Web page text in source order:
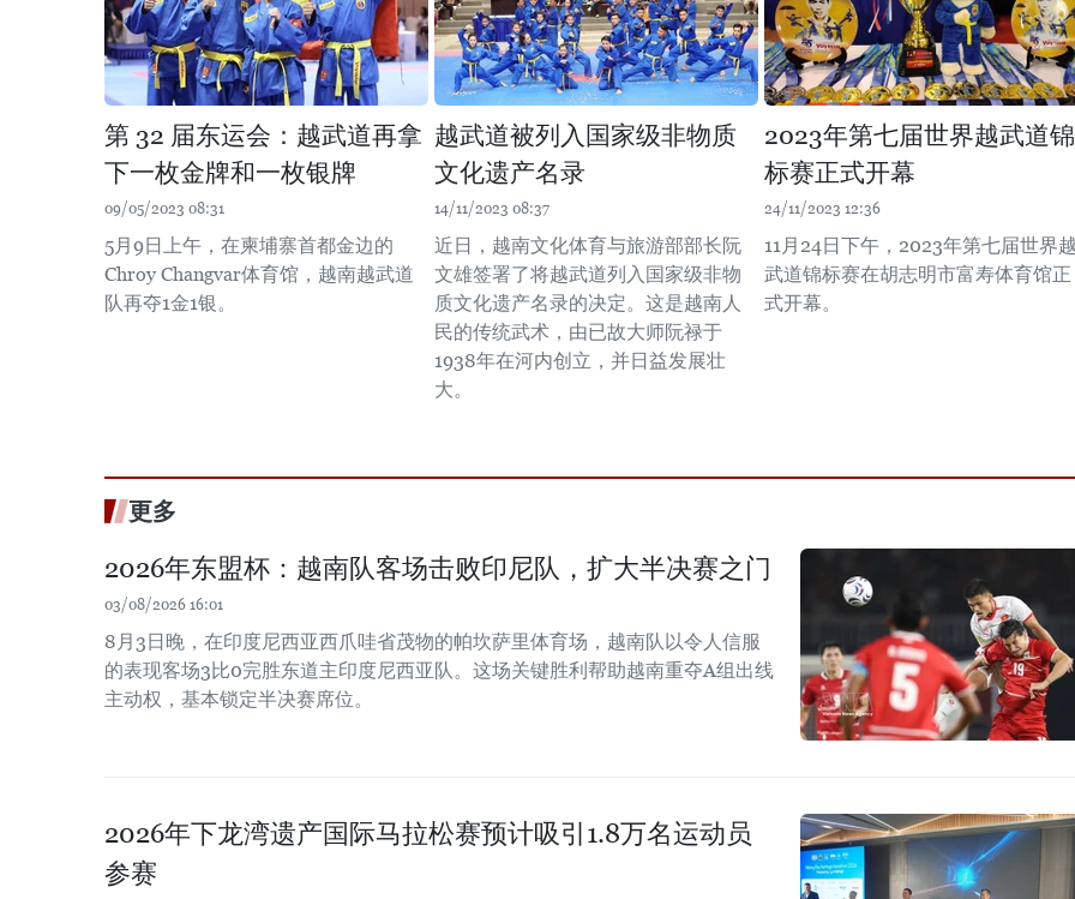
第 32 届东运会：越武道再拿
下一枚金牌和一枚银牌
09/05/2023 08:31
5月9日上午，在柬埔寨首都金边的
Chroy Changvar体育馆，越南越武道
队再夺1金1银。
越武道被列入国家级非物质
文化遗产名录
14/11/2023 08:37
近日，越南文化体育与旅游部部长阮
文雄签署了将越武道列入国家级非物
质文化遗产名录的决定。这是越南人
民的传统武术，由已故大师阮禄于
1938年在河内创立，并日益发展壮
大。
2023年第七届世界越武道锦
标赛正式开幕
24/11/2023 12:36
11月24日下午，2023年第七届世界
武道锦标赛在胡志明市富寿体育馆正
式开幕。
更多
2026年东盟杯：越南队客场击败印尼队，扩大半决赛之门
03/08/2026 16:01
8月3日晚，在印度尼西亚西爪哇省茂物的帕坎萨里体育场，越南队以令人信服
的表现客场3比0完胜东道主印度尼西亚队。这场关键胜利帮助越南重夺A组出线
主动权，基本锁定半决赛席位。
2026年下龙湾遗产国际马拉松赛预计吸引1.8万名运动员
参赛